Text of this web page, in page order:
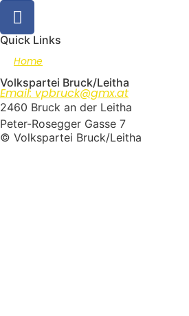
Quick Links
Home
Volkspartei Bruck/Leitha
Email: vpbruck@gmx.at
2460 Bruck an der Leitha
Peter-Rosegger Gasse 7
© Volkspartei Bruck/Leitha